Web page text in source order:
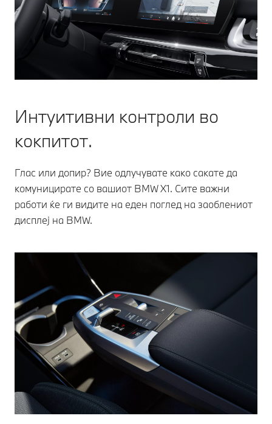
Интуитивни контроли во
кокпитот.
Глас или допир? Вие одлучувате како сакате да
комуницирате со вашиот BMW X1. Сите важни
работи ќе ги видите на еден поглед на заоблениот
дисплеј на BMW.